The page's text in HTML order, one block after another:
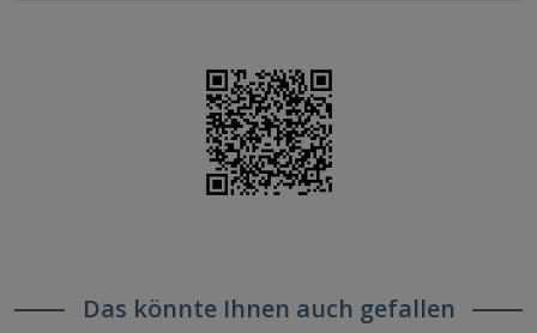
Das könnte Ihnen auch gefallen